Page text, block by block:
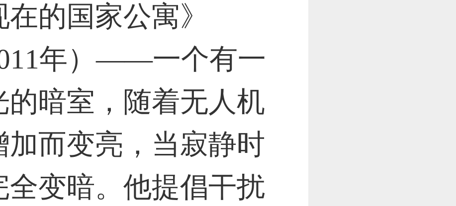
的国家公寓》
年）——一个有一
的暗室，随着无人机
加而变亮，当寂静时
全变暗。他提倡干扰